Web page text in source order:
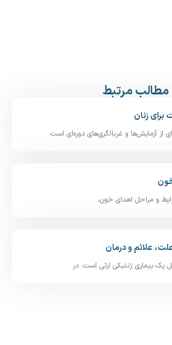
مطالب مرتبط
آزمایش‌ها و غربالگری‌های دوره‌ای است
و مراحل اهدای خون،
علائم و درمان
بیماری ژنتیکی ارثی است. در